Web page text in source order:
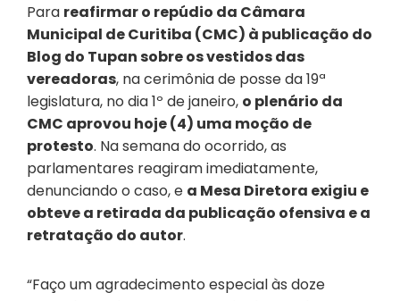
Para reafirmar o repúdio da Câmara
Municipal de Curitiba (CMC) à publicação do
Blog do Tupan sobre os vestidos das
vereadoras, na cerimônia de posse da 19ª
legislatura, no dia 1º de janeiro, o plenário da
CMC aprovou hoje (4) uma moção de
protesto. Na semana do ocorrido, as
parlamentares reagiram imediatamente,
denunciando o caso, e a Mesa Diretora exigiu e
obteve a retirada da publicação ofensiva e a
retratação do autor.
“Faço um agradecimento especial às doze